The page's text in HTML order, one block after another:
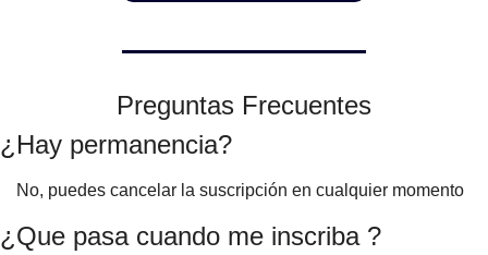
Preguntas Frecuentes
¿Hay permanencia?
No, puedes cancelar la suscripción en cualquier momento
¿Que pasa cuando me inscriba ?